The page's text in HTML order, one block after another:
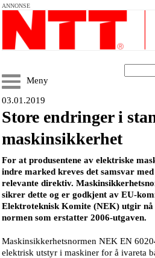
ANNONSE
Meny
03.01.2019
Store endringer i
maskinsikkerhet
For at produsentene av elektriske
indre marked kreves det samsvar
relevante direktiv.
sikrer dette og er godkjent av EU-
Elektroteknisk Komite (NEK) utgir nå
normen som erstatter 2006-utgaven.
Maskinsikkerhetsnormen NEK EN
elektrisk utstyr i maskiner for å ivareta